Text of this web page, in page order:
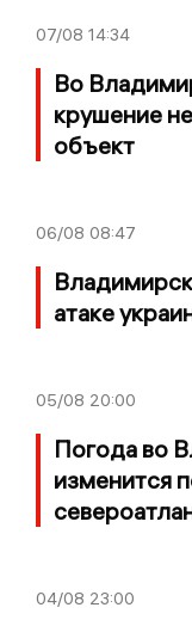
07/08 14:34
Во
крушение
объект
06/08 08:47
атаке
05/08 20:00
Погода во
изменится
04/08 23:00